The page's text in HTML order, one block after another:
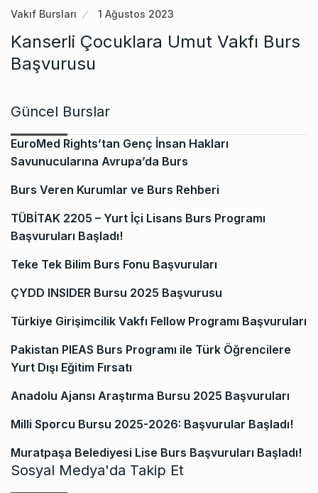
Vakıf Bursları 1 Ağustos 2023
Kanserli Çocuklara Umut Vakfı Burs
Başvurusu
Güncel Burslar
EuroMed Rights’tan Genç İnsan Hakları
Savunucularına Avrupa’da Burs
Burs Veren Kurumlar ve Burs Rehberi
TÜBİTAK 2205 – Yurt İçi Lisans Burs Programı
Başvuruları Başladı!
Teke Tek Bilim Burs Fonu Başvuruları
ÇYDD INSIDER Bursu 2025 Başvurusu
Türkiye Girişimcilik Vakfı Fellow Programı Başvuruları
Pakistan PIEAS Burs Programı ile Türk Öğrencilere
Yurt Dışı Eğitim Fırsatı
Anadolu Ajansı Araştırma Bursu 2025 Başvuruları
Milli Sporcu Bursu 2025-2026: Başvurular Başladı!
Muratpaşa Belediyesi Lise Burs Başvuruları Başladı!
Sosyal Medya'da Takip Et